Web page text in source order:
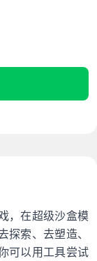
，在超级沙盒模
索、去塑造、
可以用工具尝试